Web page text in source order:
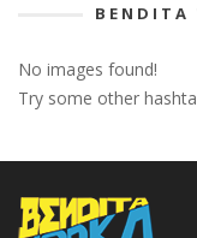
BENDITA
No images found!
Try some other